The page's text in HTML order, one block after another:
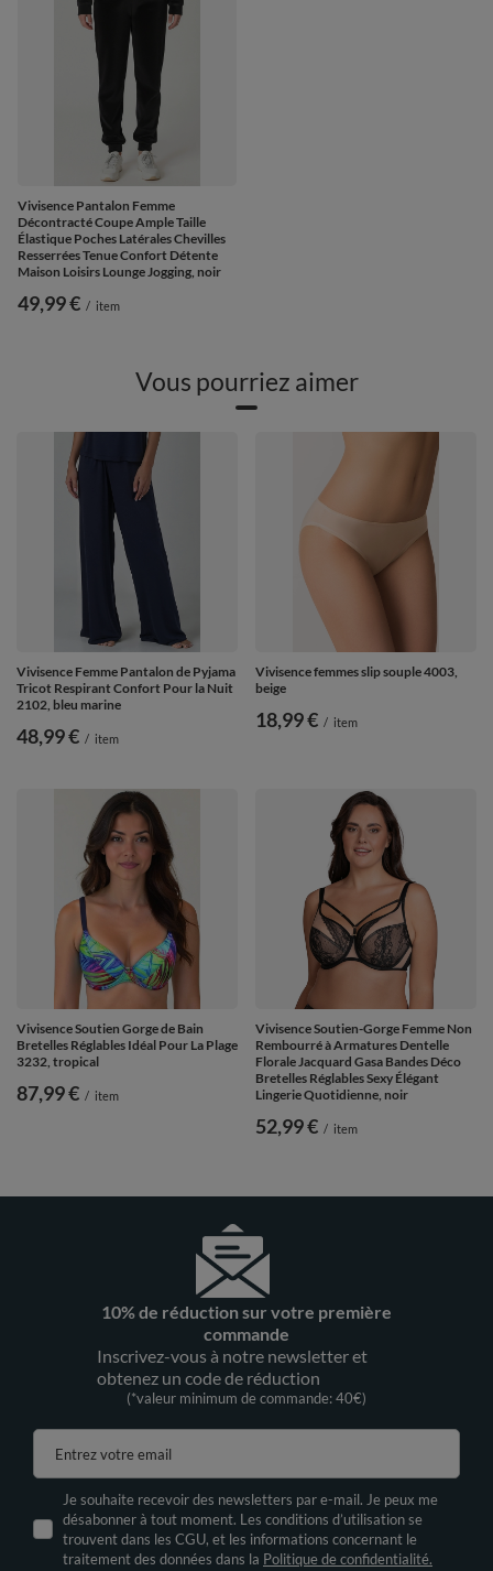
Vivisence Pantalon Femme
Décontracté Coupe Ample Taille
Élastique Poches Latérales Chevilles
Resserrées Tenue Confort Détente
Maison Loisirs Lounge Jogging, noir
49,99 € / item
Vous pourriez aimer
Vivisence Femme Pantalon de Pyjama
Tricot Respirant Confort Pour la Nuit
2102, bleu marine
48,99 € / item
Vivisence femmes slip souple 4003,
beige
18,99 € / item
Vivisence Soutien Gorge de Bain
Bretelles Réglables Idéal Pour La Plage
3232, tropical
87,99 € / item
Vivisence Soutien-Gorge Femme Non
Rembourré à Armatures Dentelle
Florale Jacquard Gasa Bandes Déco
Bretelles Réglables Sexy Élégant
Lingerie Quotidienne, noir
52,99 € / item
10% de réduction sur votre première
commande
Inscrivez-vous à notre newsletter et
obtenez un code de réduction
(*valeur minimum de commande: 40€)
Entrez votre email
Je souhaite recevoir des newsletters par e-mail. Je peux me
désabonner à tout moment. Les conditions d’utilisation se
trouvent dans les CGU, et les informations concernant le
traitement des données dans la Politique de confidentialité.